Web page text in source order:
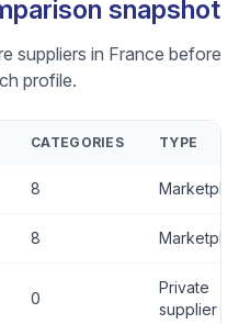
snapshot
suppliers in France before
profile.
CATEGORIES TYPE
8
8
0
Private
supplier